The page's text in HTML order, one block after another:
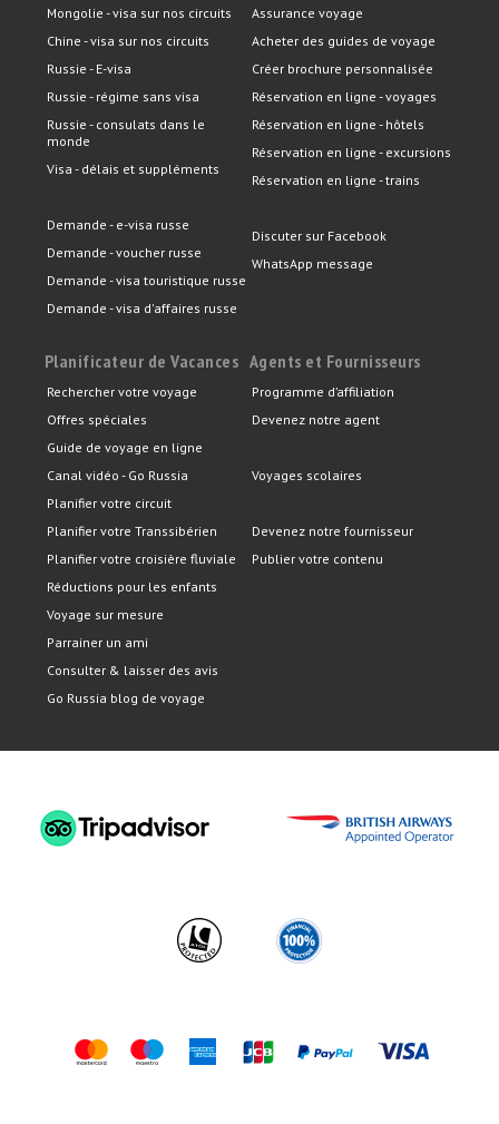
Mongolie - visa sur nos circuits
Chine - visa sur nos circuits
Russie - E-visa
Russie - régime sans visa
Russie - consulats dans le
monde
Visa - délais et suppléments
Demande - e-visa russe
Demande - voucher russe
Demande - visa touristique russe
Demande - visa d'affaires russe
Assurance voyage
Acheter des guides de voyage
Créer brochure personnalisée
Réservation en ligne - voyages
Réservation en ligne - hôtels
Réservation en ligne - excursions
Réservation en ligne - trains
Discuter sur Facebook
WhatsApp message
Planificateur de Vacances
Rechercher votre voyage
Offres spéciales
Guide de voyage en ligne
Canal vidéo - Go Russia
Planifier votre circuit
Planifier votre Transsibérien
Planifier votre croisière fluviale
Réductions pour les enfants
Voyage sur mesure
Parrainer un ami
Consulter & laisser des avis
Go Russia blog de voyage
Agents et Fournisseurs
Programme d’affiliation
Devenez notre agent
Voyages scolaires
Devenez notre fournisseur
Publier votre contenu